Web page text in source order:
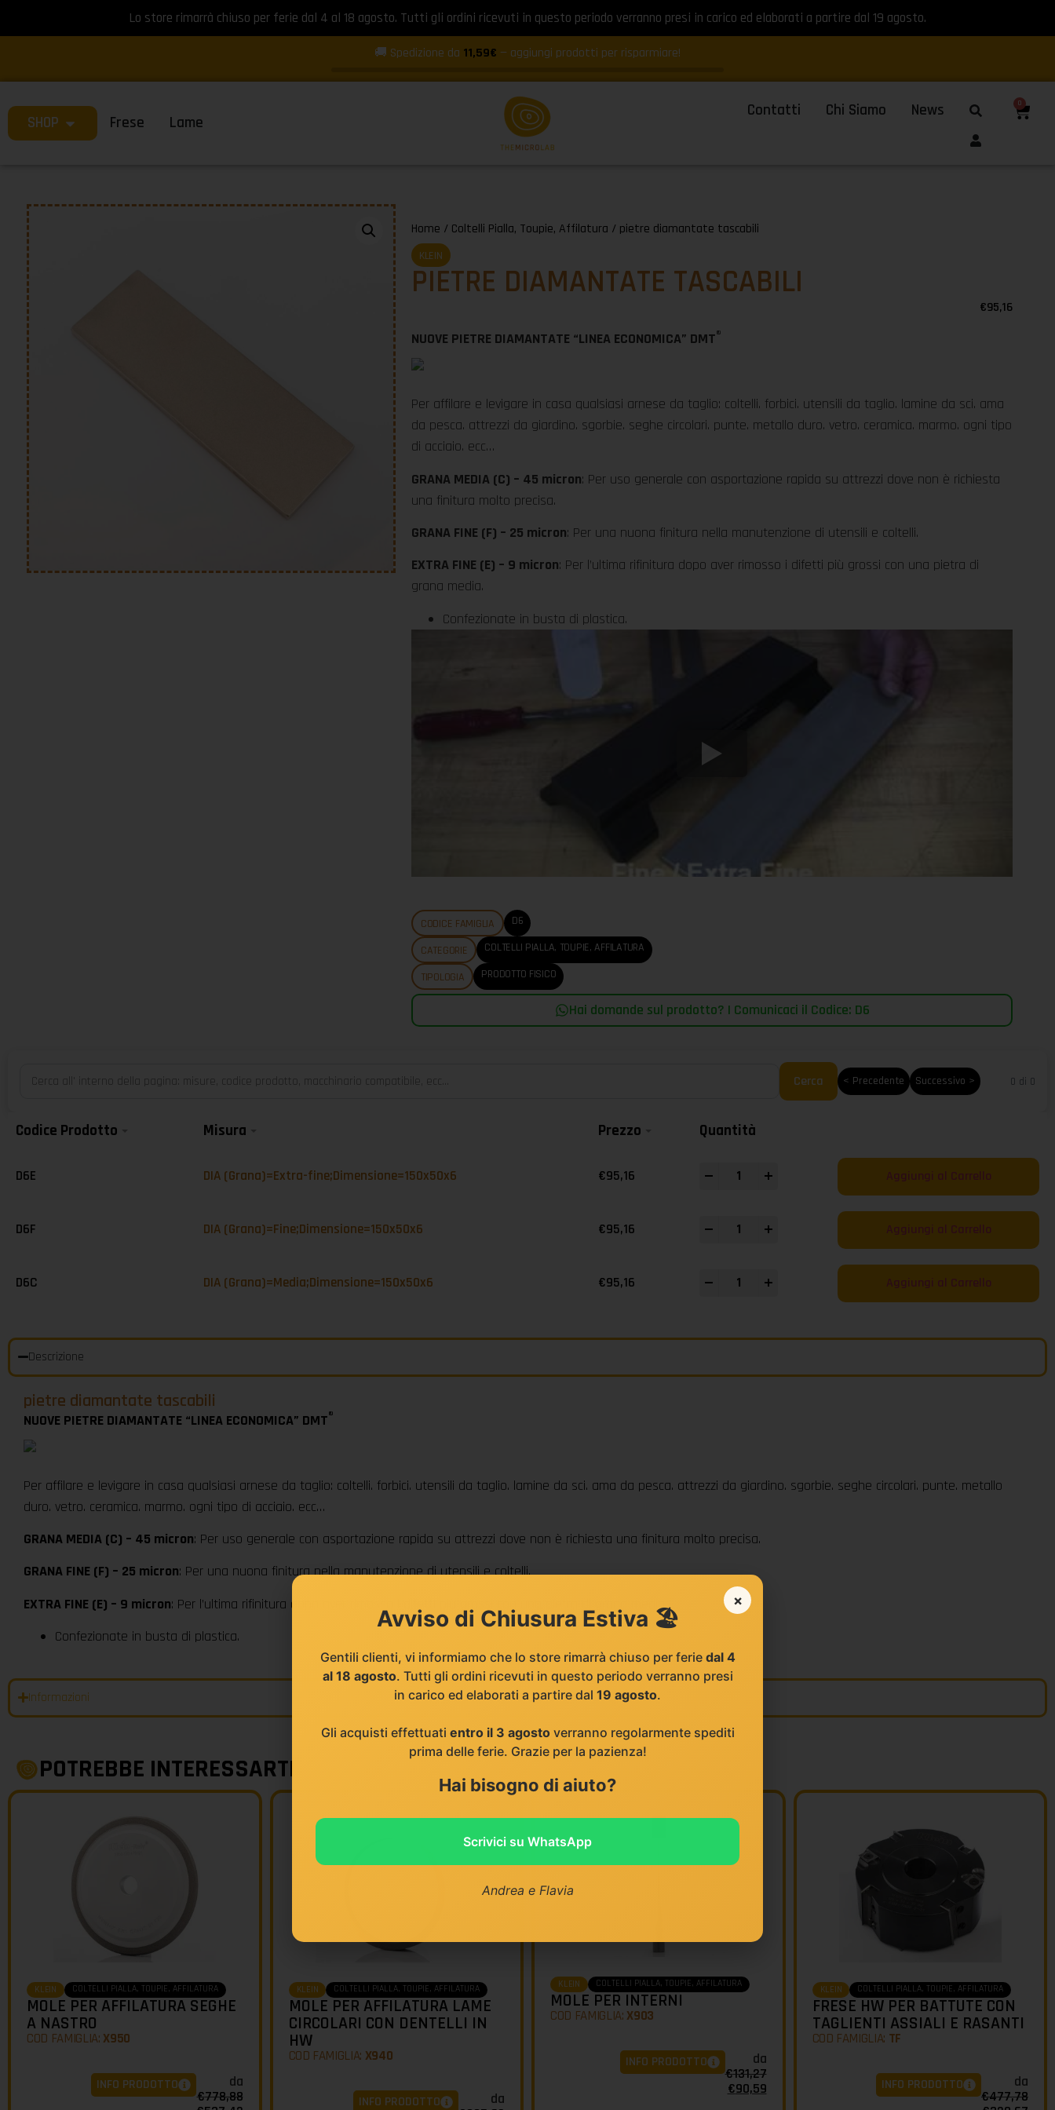
Lo store rimarrà chiuso per ferie dal 4 al 18 agosto. Tutti gli ordini ricevuti in questo periodo verranno presi in carico ed elaborati a partire dal 19 agosto.
🚚 Spedizione da 11,59€ — aggiungi prodotti per risparmiare!
SHOP Frese Lame
Contatti Chi Siamo News 0
Home / Coltelli Pialla, Toupie, Affilatura / pietre diamantate tascabili
KLEIN
PIETRE DIAMANTATE TASCABILI
€95,16
NUOVE PIETRE DIAMANTATE “LINEA ECONOMICA” DMT®
Per affilare e levigare in casa qualsiasi arnese da taglio: coltelli. forbici. utensili da taglio. lamine da sci. ama
da pesca. attrezzi da giardino. sgorbie. seghe circolari. punte. metallo duro. vetro. ceramica. marmo. ogni tipo
di acciaio. ecc…
GRANA MEDIA (C) – 45 micron: Per uso generale con asportazione rapida su attrezzi dove non è richiesta
una finitura molto precisa.
GRANA FINE (F) – 25 micron: Per una nuona finitura nella manutenzione di utensili e coltelli.
EXTRA FINE (E) – 9 micron: Per l’ultima rifinitura dopo aver rimosso i difetti più grossi con una pietra di
grana media.
Confezionate in busta di plastica.
CODICE FAMIGLIA D6
CATEGORIE COLTELLI PIALLA, TOUPIE, AFFILATURA
TIPOLOGIA PRODOTTO FISICO
Hai domande sul prodotto? | Comunicaci il Codice: D6
Cerca < Precedente Successivo > 0 di 0
Codice Prodotto Misura Prezzo Quantità
D6E DIA (Grana)=Extra-fine;Dimensione=150x50x6 €95,16 Aggiungi al Carrello
D6F DIA (Grana)=Fine;Dimensione=150x50x6 €95,16 Aggiungi al Carrello
D6C DIA (Grana)=Media;Dimensione=150x50x6 €95,16 Aggiungi al Carrello
Descrizione
pietre diamantate tascabili
NUOVE PIETRE DIAMANTATE “LINEA ECONOMICA” DMT®
Per affilare e levigare in casa qualsiasi arnese da taglio: coltelli. forbici. utensili da taglio. lamine da sci. ama da pesca. attrezzi da giardino. sgorbie. seghe circolari. punte. metallo
duro. vetro. ceramica. marmo. ogni tipo di acciaio. ecc…
GRANA MEDIA (C) – 45 micron: Per uso generale con asportazione rapida su attrezzi dove non è richiesta una finitura molto precisa.
GRANA FINE (F) – 25 micron: Per una nuona finitura nella manutenzione di utensili e coltelli.
EXTRA FINE (E) – 9 micron: Per l’ultima rifinitura dopo aver rimosso i difetti più grossi con una pietra di grana media.
Confezionate in busta di plastica.
Informazioni
POTREBBE INTERESSARTI
KLEIN COLTELLI PIALLA, TOUPIE, AFFILATURA
MOLE PER AFFILATURA SEGHE
A NASTRO
COD FAMIGLIA: X950
da
€778,88
INFO PRODOTTO
KLEIN COLTELLI PIALLA, TOUPIE, AFFILATURA
MOLE PER AFFILATURA LAME
CIRCOLARI CON DENTELLI IN
HW
COD FAMIGLIA: X940
da
INFO PRODOTTO
KLEIN COLTELLI PIALLA, TOUPIE, AFFILATURA
MOLE PER INTERNI
COD FAMIGLIA: X903
da
€131,27
€90,59
INFO PRODOTTO
KLEIN COLTELLI PIALLA, TOUPIE, AFFILATURA
FRESE HW PER BATTUTE CON
TAGLIENTI ASSIALI E RASANTI
COD FAMIGLIA: TF
da
€477,78
INFO PRODOTTO
×
Avviso di Chiusura Estiva 🏖️
Gentili clienti, vi informiamo che lo store rimarrà chiuso per ferie dal 4
al 18 agosto. Tutti gli ordini ricevuti in questo periodo verranno presi
in carico ed elaborati a partire dal 19 agosto.
Gli acquisti effettuati entro il 3 agostoverranno regolarmente spediti
prima delle ferie. Grazie per la pazienza!
Hai bisogno di aiuto?
Scrivici su WhatsApp
Andrea e Flavia